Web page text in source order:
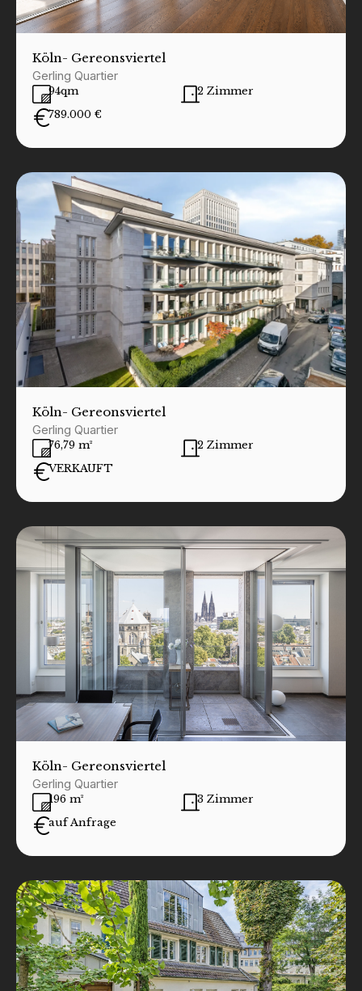
Köln- Gereonsviertel
Gerling Quartier
94qm
2 Zimmer
789.000 €
Köln- Gereonsviertel
Gerling Quartier
76,79 m²
2 Zimmer
VERKAUFT
Köln- Gereonsviertel
Gerling Quartier
196 m²
3 Zimmer
auf Anfrage